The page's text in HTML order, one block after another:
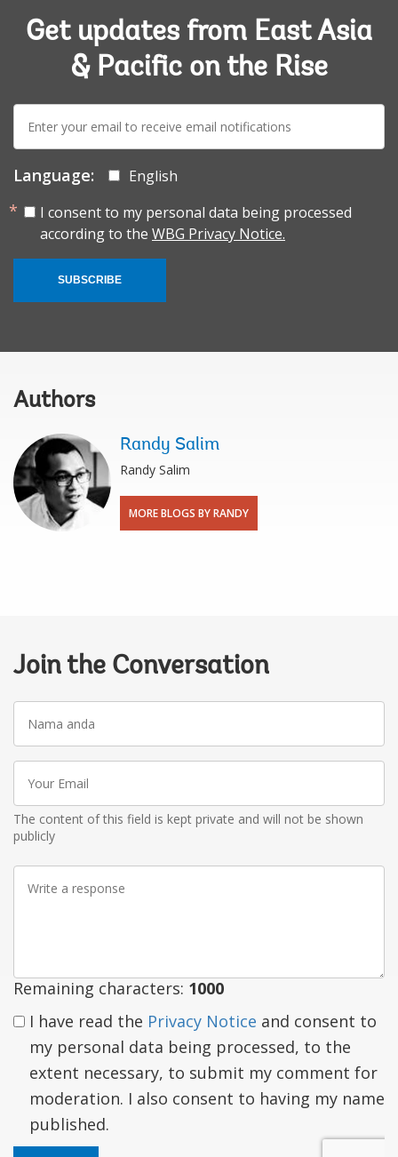
Get updates from East Asia
& Pacific on the Rise
E-
mail:
Language:
English
I consent to my personal data being processed
according to the WBG Privacy Notice.
SUBSCRIBE
Authors
Randy Salim
Randy Salim
MORE BLOGS BY RANDY
Join the Conversation
Nama
anda
Your
Email
The content of this field is kept private and will not be shown
publicly
Write
Remaining characters: 1000
I have read the Privacy Notice and consent to
my personal data being processed, to the
extent necessary, to submit my comment for
moderation. I also consent to having my name
published.